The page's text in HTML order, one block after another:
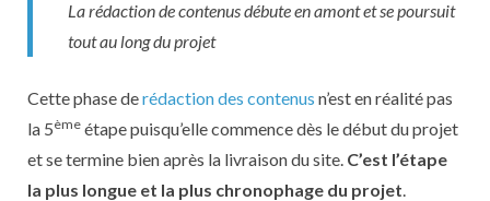
La rédaction de contenus débute en amont et se poursuit
tout au long du projet
Cette phase derédaction des contenus n’est en réalité pas
la 5ème étape puisqu’elle commence dès le début du projet
et se termine bien après la livraison du site. C’est l’étape
la plus longue et la plus chronophage du projet